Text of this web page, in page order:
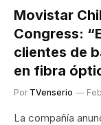
Movistar
Congress:
clientes de
en fibra
Por TVenserio
La compañía